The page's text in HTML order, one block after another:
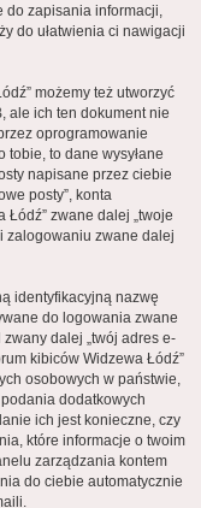
do zapisania informacji,
do ułatwienia ci nawigacji
możemy też utworzyć
ale ich ten dokument nie
oprogramowanie
to dane wysyłane
napisane przez ciebie
posty”, konta
Łódź” zwane dalej „twoje
zalogowaniu zwane dalej
identyfikacyjną nazwę
do logowania zwane
zwany dalej „twój adres e-
kibiców Widzewa Łódź”
osobowych w państwie,
dodatkowych
ich jest konieczne, czy
które informacje o twoim
zarządzania kontem
do ciebie automatycznie